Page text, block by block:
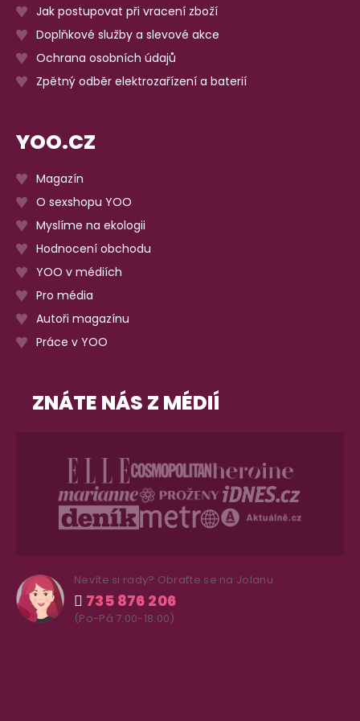
Jak postupovat při vracení zboží
Doplňkové služby a slevové akce
Ochrana osobních údajů
Zpětný odběr elektrozařízení a baterií
YOO.CZ
Magazín
O sexshopu YOO
Myslíme na ekologii
Hodnocení obchodu
YOO v médiích
Pro média
Autoři magazínu
Práce v YOO
ZNÁTE NÁS Z MÉDIÍ
Nevíte si rady? Obraťte se na Jolanu
735 876 206
(Po-Pá 7.00-18.00)